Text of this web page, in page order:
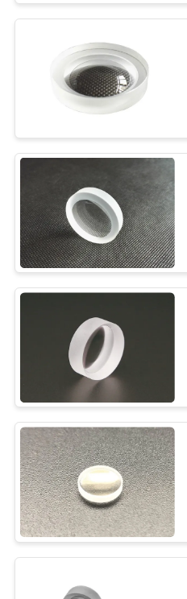
ΜΑΣ
ΕΛΆΤΕ
ΕΠΑΦΉ
ΜΕ
ΖΗΤΉΣΤΕ
ΈΝΑ
ΑΠΌΣΠΑΣΜΑ
SITEMAP
PRIVACY
POLICY